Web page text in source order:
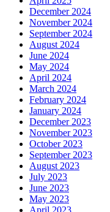
December 2024
November 2024
September 2024
August 2024
June 2024
May 2024
April 2024
March 2024
February 2024
January 2024
December 2023
November 2023
October 2023
September 2023
August 2023
July 2023
June 2023
May 2023
April 2023